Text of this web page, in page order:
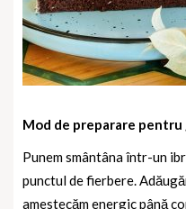
Mod de preparare pentru
Punem smântâna într-un
punctul de fierbere.
amestecăm energic până